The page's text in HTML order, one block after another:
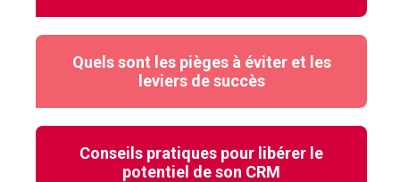
Quels sont les pièges à éviter et les
leviers de succès
Conseils pratiques pour libérer le
potentiel de son CRM